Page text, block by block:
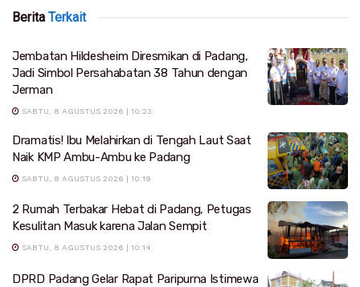
Berita Terkait
Jembatan Hildesheim Diresmikan di Padang,
Jadi Simbol Persahabatan 38 Tahun dengan
Jerman
SABTU, 8 AGUSTUS 2026 | 10:23
Dramatis! Ibu Melahirkan di Tengah Laut Saat
Naik KMP Ambu-Ambu ke Padang
SABTU, 8 AGUSTUS 2026 | 10:19
2 Rumah Terbakar Hebat di Padang, Petugas
Kesulitan Masuk karena Jalan Sempit
SABTU, 8 AGUSTUS 2026 | 10:14
DPRD Padang Gelar Rapat Paripurna Istimewa